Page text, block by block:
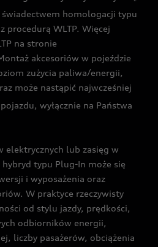
świadectwem homologacji typu
procedurą WLTP. Więcej
na stronie
akcesoriów w pojeździe
zużycia paliwa/energii,
może nastąpić najwcześniej
wyłącznie na Państwa
elektrycznych lub zasięg w
typu Plug-In może się
i wyposażenia oraz
W praktyce rzeczywisty
od stylu jazdy, prędkości,
odbiorników energii,
liczby pasażerów, obciążenia